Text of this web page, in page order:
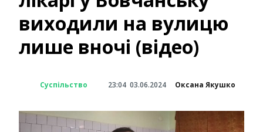
виходили на вулицю
лише вночі (відео)
Суспільство 23:04 03.06.2024 Оксана Якушко